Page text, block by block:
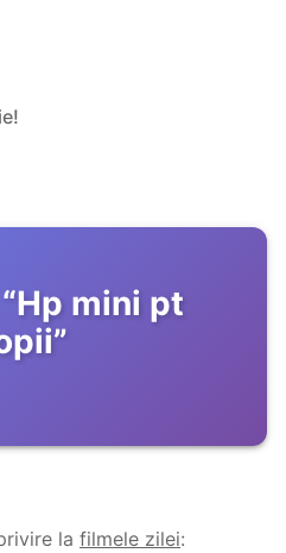
“Hp mini pt
”
la filmele zilei: